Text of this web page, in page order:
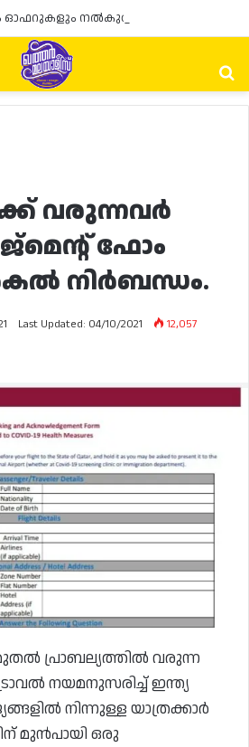
വരുന്നവർ
ഫോം
നിർബന്ധം.
Last Updated: 04/10/2021
12,057
പ്രാബല്യത്തിൽ വരുന്ന
നയമനുസരിച്ച് ഇന്ത്യ
നിന്നുള്ള യാത്രക്കാർ
മുൻപായി ഒരു